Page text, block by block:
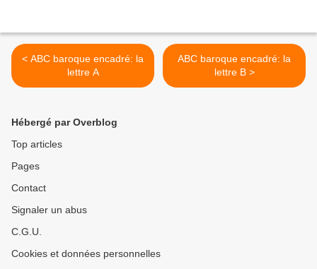
< ABC baroque encadré: la
lettre A
ABC baroque encadré: la
lettre B >
Hébergé par Overblog
Top articles
Pages
Contact
Signaler un abus
C.G.U.
Cookies et données personnelles